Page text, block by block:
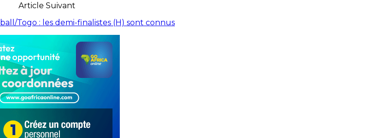
Article Suivant
Togo : les demi-finalistes (H) sont connus